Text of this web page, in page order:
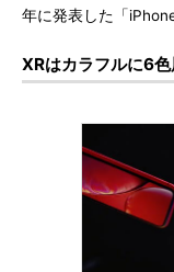
年に発表した「
XRはカラフルに6